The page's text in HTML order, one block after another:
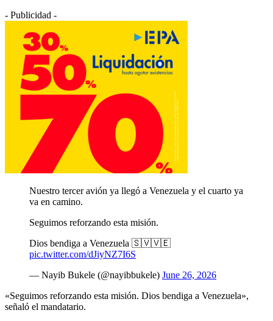
- Publicidad -
Nuestro tercer avión ya llegó a Venezuela y el cuarto ya
va en camino.
Seguimos reforzando esta misión.
Dios bendiga a Venezuela 🇸🇻🇻🇪
pic.twitter.com/dJiyNZ7I6S
— Nayib Bukele (@nayibbukele) June 26, 2026
«Seguimos reforzando esta misión. Dios bendiga a Venezuela»,
señaló el mandatario.